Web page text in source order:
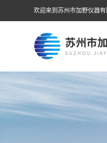
欢迎来到苏州市加野仪器有